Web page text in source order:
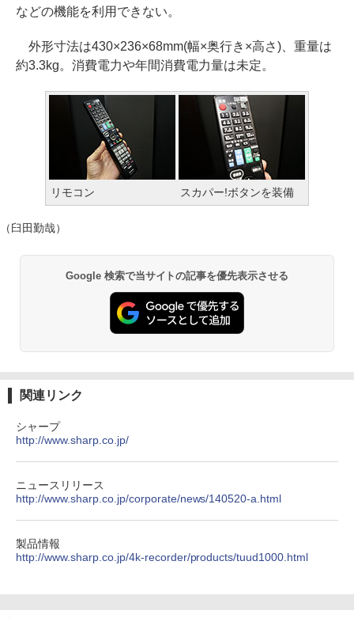
などの機能を利用できない。
外形寸法は430×236×68mm(幅×奥行き×高さ)、重量は
約3.3kg。消費電力や年間消費電力量は未定。
リモコン スカパー!ボタンを装備
（臼田勤哉）
Google 検索で当サイトの記事を優先表示させる
関連リンク
シャープ
http://www.sharp.co.jp/
ニュースリリース
http://www.sharp.co.jp/corporate/news/140520-a.html
製品情報
http://www.sharp.co.jp/4k-recorder/products/tuud1000.html